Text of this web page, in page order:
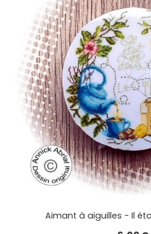
Aimant à aiguilles - Il